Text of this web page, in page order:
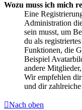
Wozu muss ich mich
Eine
Administration
sein musst, um
du als
Funktionen, die
Beispiel
andere
Wir empfehlen
und dir
Nach oben